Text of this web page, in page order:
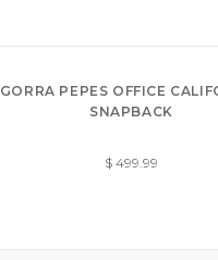
GORRA PEPES OFFICE
SNAPBACK
$ 499.99